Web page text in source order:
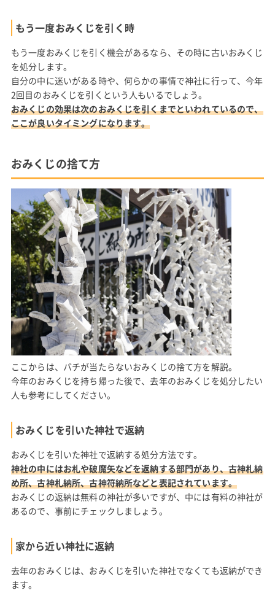
もう一度おみくじを引く時
もう一度おみくじを引く機会があるなら、その時に古いおみくじ
を処分します。
自分の中に迷いがある時や、何らかの事情で神社に行って、今年
2回目のおみくじを引くという人もいるでしょう。
おみくじの効果は次のおみくじを引くまでといわれているので、
ここが良いタイミングになります。
おみくじの捨て方
ここからは、バチが当たらないおみくじの捨て方を解説。
今年のおみくじを持ち帰った後で、去年のおみくじを処分したい
人も参考にしてください。
おみくじを引いた神社で返納
おみくじを引いた神社で返納する処分方法です。
神社の中にはお札や破魔矢などを返納する部門があり、古神札納
め所、古神札納所、古神符納所などと表記されています。
おみくじの返納は無料の神社が多いですが、中には有料の神社が
あるので、事前にチェックしましょう。
家から近い神社に返納
去年のおみくじは、おみくじを引いた神社でなくても返納ができ
ます。